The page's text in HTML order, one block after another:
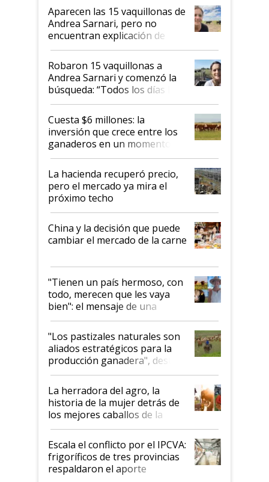
mandato muy claro del gobierno
nacional"
Aparecen las 15 vaquillonas de
Andrea Sarnari, pero no
encuentran explicación de
cómo llegaron allí
Robaron 15 vaquillonas a
Andrea Sarnari y comenzó la
búsqueda: “Todos los días le
toca a algún productor”
Cuesta $6 millones: la
inversión que crece entre los
ganaderos en un momento
histórico para la actividad
La hacienda recuperó precio,
pero el mercado ya mira el
próximo techo
China y la decisión que puede
cambiar el mercado de la carne
"Tienen un país hermoso, con
todo, merecen que les vaya
bien": el mensaje de una
ganadera uruguaya sobre las
oportunidades que se abren
para el agro en Argentina, con
foco en la carne
"Los pastizales naturales son
aliados estratégicos para la
producción ganadera", destaca
la iniciativa que ya reúne a 46
establecimientos en Argentina
La herradora del agro, la
historia de la mujer detrás de
los mejores caballos de la
Argentina y los mitos que
todavía hacen sufrir a estos
animales: "Mientras me
descalificaban, yo seguí
haciendo currículum"
Escala el conflicto por el IPCVA:
frigoríficos de tres provincias
respaldaron el aporte